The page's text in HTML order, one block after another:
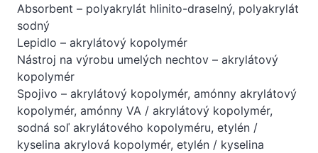
Absorbent – polyakrylát hlinito-draselný, polyakrylát
sodný
Lepidlo – akrylátový kopolymér
Nástroj na výrobu umelých nechtov – akrylátový
kopolymér
Spojivo – akrylátový kopolymér, amónny akrylátový
kopolymér, amónny VA / akrylátový kopolymér,
sodná soľ akrylátového kopolyméru, etylén /
kyselina akrylová kopolymér, etylén / kyselina